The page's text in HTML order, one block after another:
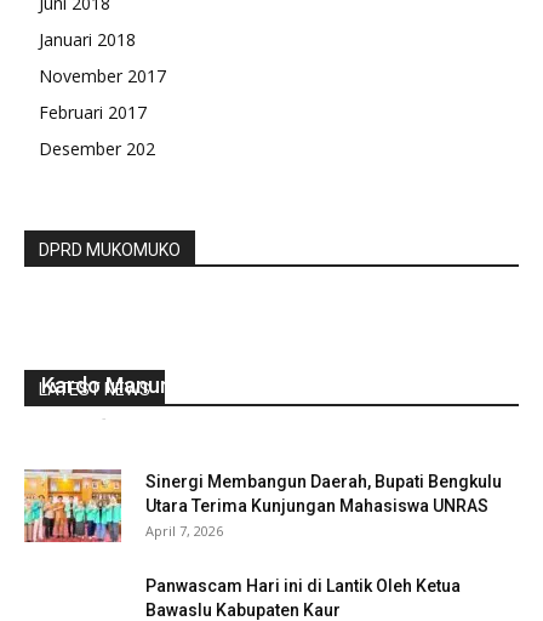
Januari 2018
November 2017
Februari 2017
Desember 202
DPRD MUKOMUKO
LATEST NEWS
Kardo Manurung
-
Sinergi Membangun Daerah, Bupati Bengkulu
Utara Terima Kunjungan Mahasiswa UNRAS
April 7, 2026
Panwascam Hari ini di Lantik Oleh Ketua
Bawaslu Kabupaten Kaur